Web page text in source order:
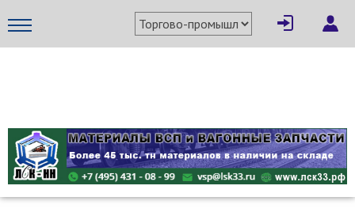
× Написать поставщику